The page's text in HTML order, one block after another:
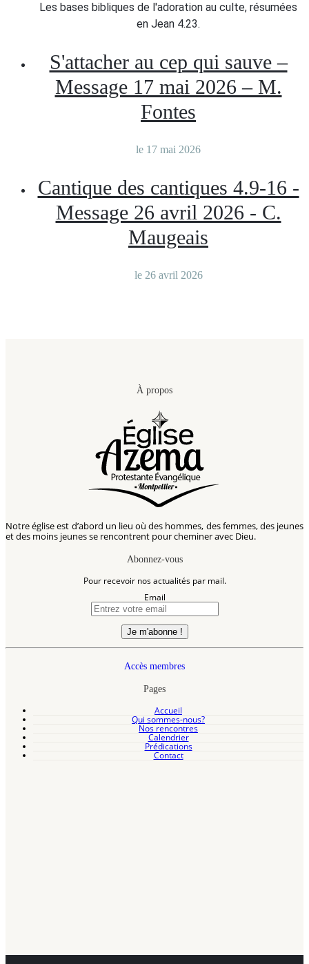
Les bases bibliques de l'adoration au culte, résumées
en Jean 4.23.
S'attacher au cep qui sauve –
Message 17 mai 2026 – M.
Fontes
le 17 mai 2026
Cantique des cantiques 4.9-16 -
Message 26 avril 2026 - C.
Maugeais
le 26 avril 2026
À propos
Notre église est d’abord un lieu où des hommes, des femmes, des jeunes
et des moins jeunes se rencontrent pour cheminer avec Dieu.
Abonnez-vous
Pour recevoir nos actualités par mail.
Email
Accès membres
Pages
Accueil
Qui sommes-nous?
Nos rencontres
Calendrier
Prédications
Contact